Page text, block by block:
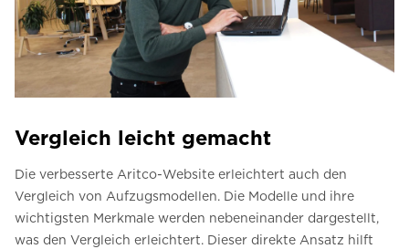
Vergleich leicht gemacht
Die verbesserte Aritco-Website erleichtert auch den
Vergleich von Aufzugsmodellen. Die Modelle und ihre
wichtigsten Merkmale werden nebeneinander dargestellt,
was den Vergleich erleichtert. Dieser direkte Ansatz hilft